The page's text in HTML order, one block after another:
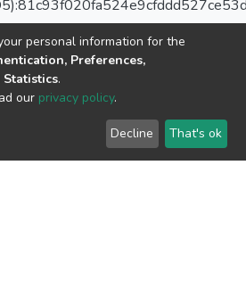
personal information for the
Preferences,
.
our privacy policy.
Decline That's ok